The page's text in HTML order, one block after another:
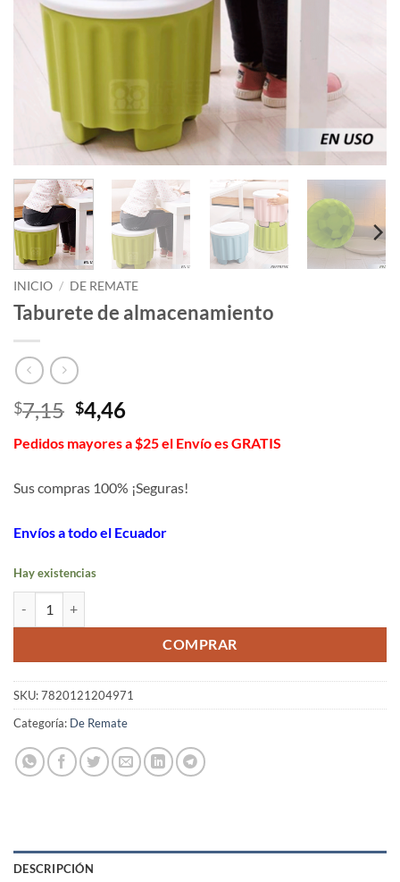
INICIO / DE REMATE
Taburete de almacenamiento
$7,15 El
precio
original
$7,15.
$4,46El
actual
$4,46.
Pedidos mayores a $25 el Envío es GRATIS
Sus compras 100% ¡Seguras!
Envíos a todo el Ecuador
Hay existencias
COMPRAR
SKU:7820121204971
Categoría: De Remate
DESCRIPCIÓN